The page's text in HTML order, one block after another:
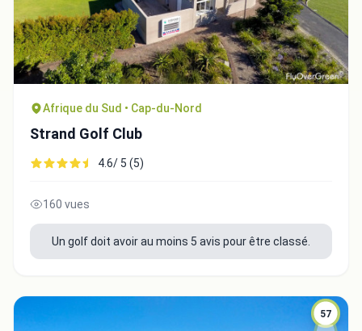
Afrique du Sud • Cap-du-Nord
Strand Golf Club
4.6/ 5 (5)
160 vues
Un golf doit avoir au moins 5 avis pour être classé.
57